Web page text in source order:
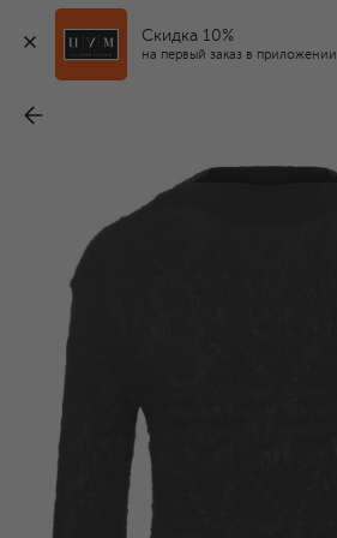
Скидка 10%
на первый заказ в приложении